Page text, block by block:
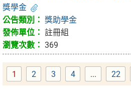
獎學金
獎助學金
註冊組
369
Page
1 Page
2 Page
3 Page
4 ... Page
22